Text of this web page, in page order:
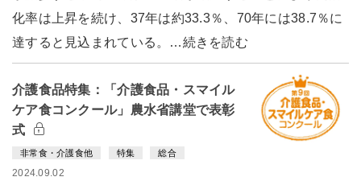
化率は上昇を続け、37年は約33.3％、70年には38.7％に
達すると見込まれている。…続きを読む
介護食品特集：「介護食品・スマイル
ケア食コンクール」農水省講堂で表彰
式
非常食・介護食他 特集 総合
2024.09.02